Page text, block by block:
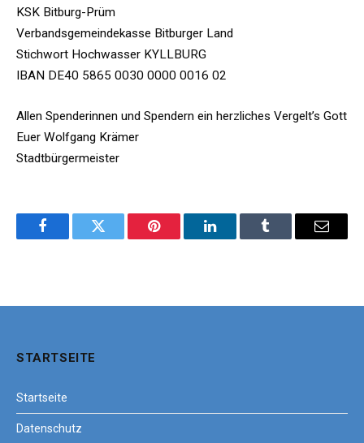
KSK Bitburg-Prüm
Verbandsgemeindekasse Bitburger Land
Stichwort Hochwasser KYLLBURG
IBAN DE40 5865 0030 0000 0016 02
Allen Spenderinnen und Spendern ein herzliches Vergelt’s Gott
Euer Wolfgang Krämer
Stadtbürgermeister
FacebookTwitter Pinterest LinkedInTumblr Email
STARTSEITE
Startseite
Datenschutz